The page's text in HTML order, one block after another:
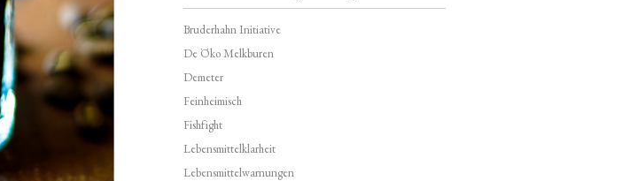
Bruderhahn Initiative
De Öko Melkburen
Demeter
Feinheimisch
Fishfight
Lebensmittelklarheit
Lebensmittelwarnungen